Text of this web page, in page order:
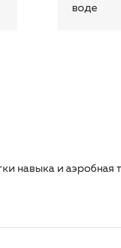
воде
навыка и аэробная